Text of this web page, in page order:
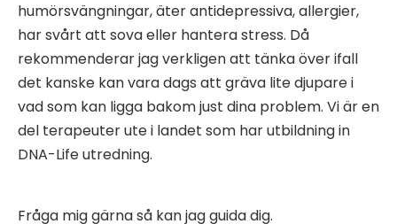
humörsvängningar, äter antidepressiva, allergier,
har svårt att sova eller hantera stress. Då
rekommenderar jag verkligen att tänka över ifall
det kanske kan vara dags att gräva lite djupare i
vad som kan ligga bakom just dina problem. Vi är en
del terapeuter ute i landet som har utbildning in
DNA-Life utredning.
Fråga mig gärna så kan jag guida dig.